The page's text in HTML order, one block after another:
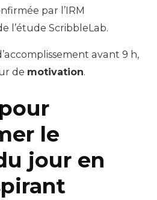
par l’IRM
l’étude ScribbleLab.
avant 9 h,
de motivation.
le
jour en